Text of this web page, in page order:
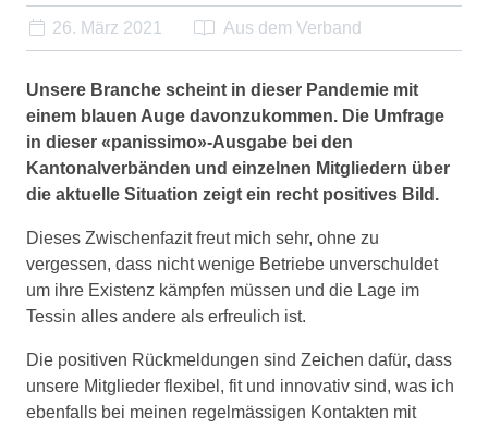
26. März 2021 Aus dem Verband
Unsere Branche scheint in dieser Pandemie mit
einem blauen Auge davonzukommen. Die Umfrage
in dieser «panissimo»-Ausgabe bei den
Kantonalverbänden und einzelnen Mitgliedern über
die aktuelle Situation zeigt ein recht positives Bild.
Dieses Zwischenfazit freut mich sehr, ohne zu
vergessen, dass nicht wenige Betriebe unverschuldet
um ihre Existenz kämpfen müssen und die Lage im
Tessin alles andere als erfreulich ist.
Die positiven Rückmeldungen sind Zeichen dafür, dass
unsere Mitglieder flexibel, fit und innovativ sind, was ich
ebenfalls bei meinen regelmässigen Kontakten mit